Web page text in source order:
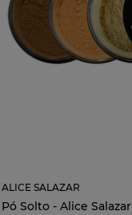
ALICE SALAZAR
Pó Solto - Alice Salazar